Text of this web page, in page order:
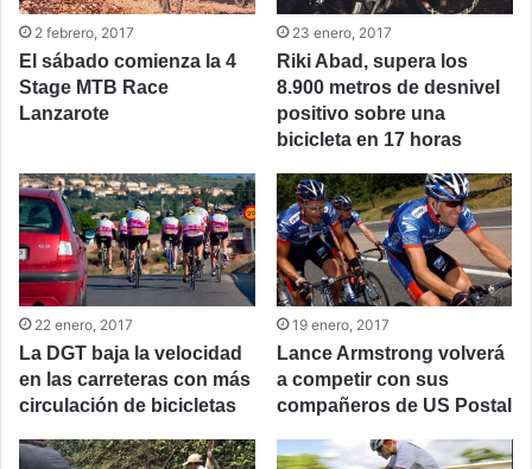
2 febrero, 2017
El sábado comienza la 4
Stage MTB Race
Lanzarote
23 enero, 2017
Riki Abad, supera los
8.900 metros de desnivel
positivo sobre una
bicicleta en 17 horas
22 enero, 2017
La DGT baja la velocidad
en las carreteras con más
circulación de bicicletas
19 enero, 2017
Lance Armstrong volverá
a competir con sus
compañeros de US Postal